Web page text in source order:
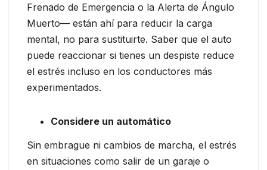
Frenado de Emergencia o la Alerta de Ángulo
Muerto— están ahí para reducir la carga
mental, no para sustituirte. Saber que el auto
puede reaccionar si tienes un despiste reduce
el estrés incluso en los conductores más
experimentados.
Considere un automático
Sin embrague ni cambios de marcha, el estrés
en situaciones como salir de un garaje o